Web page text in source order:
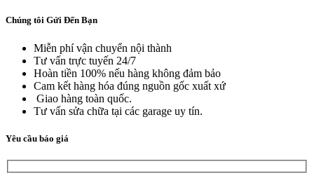
Chúng tôi Gửi Đến Bạn
Miễn phí vận chuyển nội thành
Tư vấn trực tuyến 24/7
Hoàn tiền 100% nếu hàng không đảm bảo
Cam kết hàng hóa đúng nguồn gốc xuất xứ
Giao hàng toàn quốc.
Tư vấn sửa chữa tại các garage uy tín.
Yêu cầu báo giá